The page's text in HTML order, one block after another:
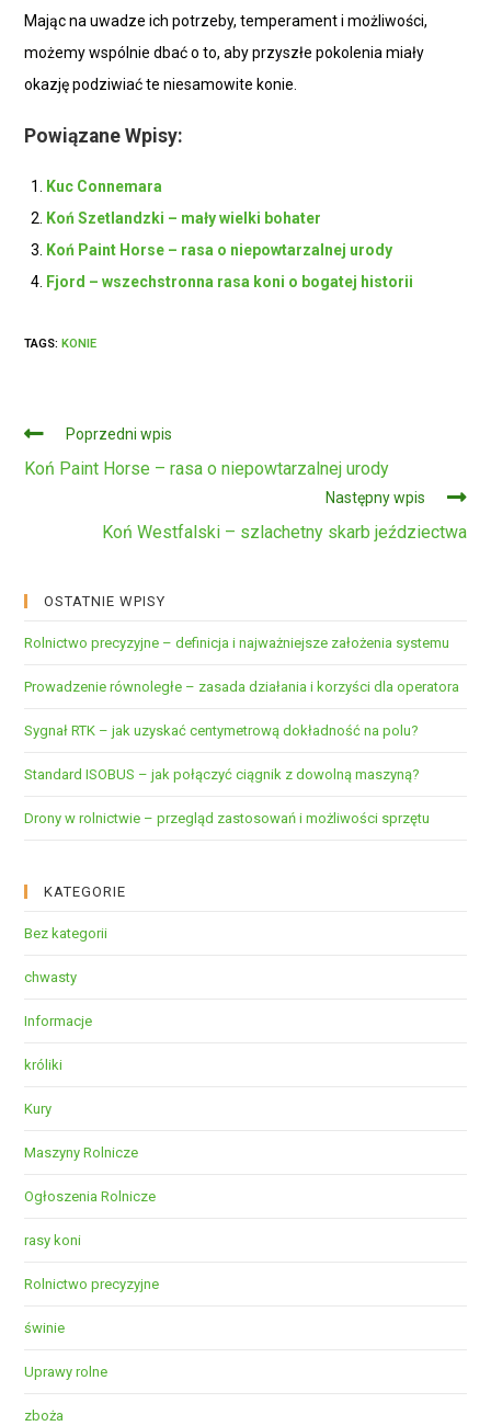
Mając na uwadze ich potrzeby, temperament i możliwości,
możemy wspólnie dbać o to, aby przyszłe pokolenia miały
okazję podziwiać te niesamowite konie.
Powiązane Wpisy:
Kuc Connemara
Koń Szetlandzki – mały wielki bohater
Koń Paint Horse – rasa o niepowtarzalnej urody
Fjord – wszechstronna rasa koni o bogatej historii
TAGS: KONIE
Czytaj
dalej
Poprzedni wpis
Koń Paint Horse – rasa o niepowtarzalnej urody
Następny wpis
Koń Westfalski – szlachetny skarb jeździectwa
OSTATNIE WPISY
Rolnictwo precyzyjne – definicja i najważniejsze założenia systemu
Prowadzenie równoległe – zasada działania i korzyści dla operatora
Sygnał RTK – jak uzyskać centymetrową dokładność na polu?
Standard ISOBUS – jak połączyć ciągnik z dowolną maszyną?
Drony w rolnictwie – przegląd zastosowań i możliwości sprzętu
KATEGORIE
Bez kategorii
chwasty
Informacje
króliki
Kury
Maszyny Rolnicze
Ogłoszenia Rolnicze
rasy koni
Rolnictwo precyzyjne
świnie
Uprawy rolne
zboża